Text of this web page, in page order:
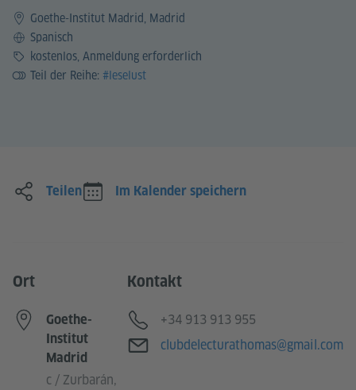
Goethe-Institut Madrid, Madrid
SpracheSpanisch
Preiskostenlos, Anmeldung erforderlich
Teil der Reihe: #leselust
Teilen Im Kalender speichern
Ort
Goethe-
Institut
Madrid
c / Zurbarán,
Kontakt
Telefon
+34 913 913 955
E-Mail
clubdelecturathomas@gmail.com